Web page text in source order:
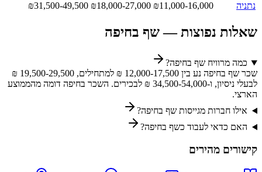
נתניה
₪11,000-16,000
₪18,000-27,000
₪31,500-49,500
שאלות נפוצות —שף בחיפה
כמה מרוויח שף בחיפה?
שכר שף בחיפה נע בין 12,000-17,500 ₪ למתחילים, 19,500-29,500 ₪
לבעלי ניסיון, ו-34,500-54,000 ₪ לבכירים. השכר בחיפה דומה מהממוצע
הארצי.
אילו חברות מגייסות שף בחיפה?
האם כדאי לעבוד כשף בחיפה?
קישורים מהירים